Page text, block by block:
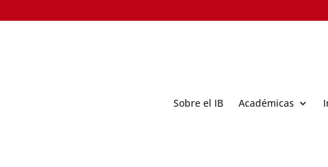
Sobre el IB Académicas